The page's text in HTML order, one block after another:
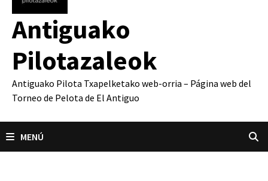
Antiguako
Pilotazaleok
Antiguako Pilota Txapelketako web-orria – Página web del
Torneo de Pelota de El Antiguo
MENÚ